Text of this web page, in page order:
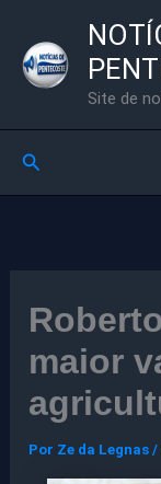
para
Site de
Pesquisar
maior
Por Ze da Legnas/